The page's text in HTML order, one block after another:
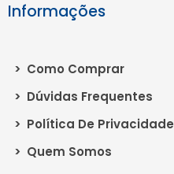
Informações
> Como Comprar
> Dúvidas Frequentes
> Política De Privacidade
> Quem Somos